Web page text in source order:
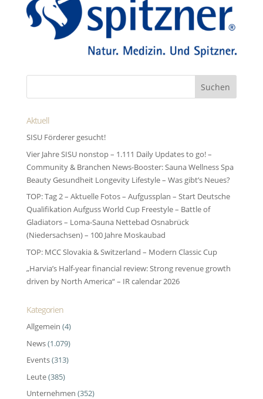
Aktuell
SISU Förderer gesucht!
Vier Jahre SISU nonstop – 1.111 Daily Updates to go! –
Community & Branchen News-Booster: Sauna Wellness Spa
Beauty Gesundheit Longevity Lifestyle – Was gibt’s Neues?
TOP: Tag 2 – Aktuelle Fotos – Aufgussplan – Start Deutsche
Qualifikation Aufguss World Cup Freestyle – Battle of
Gladiators – Loma-Sauna Nettebad Osnabrück
(Niedersachsen) – 100 Jahre Moskaubad
TOP: MCC Slovakia & Switzerland – Modern Classic Cup
„Harvia’s Half-year financial review: Strong revenue growth
driven by North America“ – IR calendar 2026
Kategorien
Allgemein (4)
News(1.079)
Events(313)
Leute(385)
Unternehmen (352)